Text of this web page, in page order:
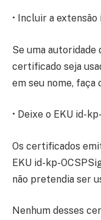
• Incluir a
Se uma
certificado seja
em seu nome, faça
• Deixe o EKU id-
Os certificados
EKU id-kp-
não pretendia ser
Nenhum desses